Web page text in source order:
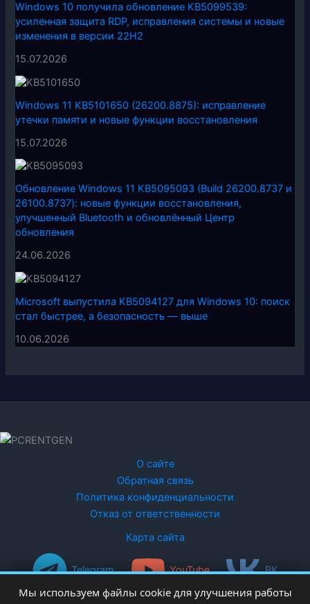
Windows 10 получила обновление KB5099539:
усиленная защита RDP, исправления системы и новые
изменения в версии 22H2
15.07.2026
Windows 11 KB5101650 (26200.8875): исправление
утечки памяти и новые функции восстановления
15.07.2026
Обновление Windows 11 KB5095093 (Build 26200.8737 и
26100.8737): новые функции восстановления,
улучшенный Bluetooth и обновлённый Центр
обновления
24.06.2026
Microsoft выпустила KB5094127 для Windows 10: поиск
стал быстрее, а безопасность — выше
10.06.2026
О сайте
Обратная связь
Политика конфиденциальности
Отказ от ответственности
Карта сайта
Telegram YouTube ВК
Мы используем файлы cookie для улучшения работы